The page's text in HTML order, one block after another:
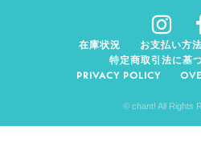
在庫状況
お支払い方
特定商取引法に基
PRIVACY POLICY
© chant! All Rights